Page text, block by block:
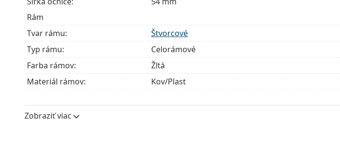
Rám
Tvar rámu:
Štvorcové
Typ rámu:
Celorámové
Farba rámov:
Žltá
Materiál rámov:
Kov/Plast
Šírka:
Zobraziť viac